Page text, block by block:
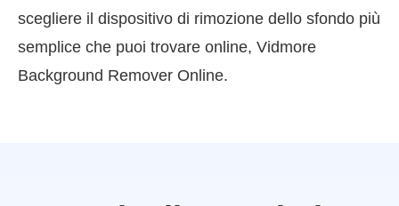
scegliere il dispositivo di rimozione dello sfondo più
semplice che puoi trovare online, Vidmore
Background Remover Online.